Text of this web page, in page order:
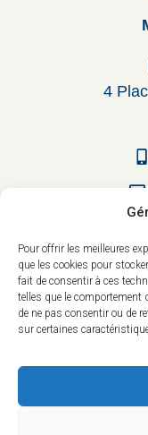
Pour offrir les meilleures
que les cookies pour
fait de consentir à ces
telles que le comportement
de ne pas consentir ou de
sur certaines
4
Du